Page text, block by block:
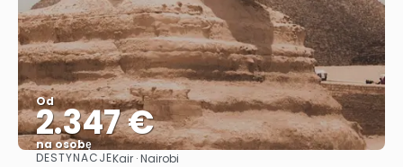
Od
2.347 €
na osobę
DESTYNACJEKair · Nairobi